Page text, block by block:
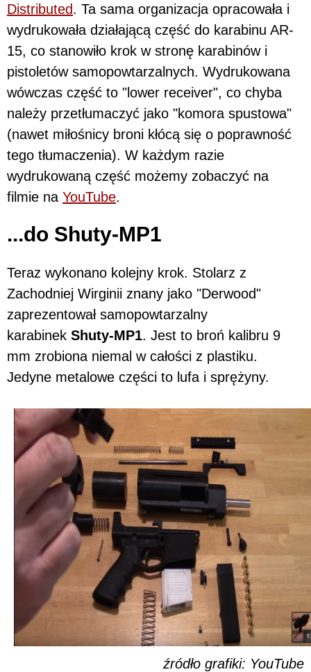
Distributed. Ta sama organizacja opracowała i
wydrukowała działającą część do karabinu AR-
15, co stanowiło krok w stronę karabinów i
pistoletów samopowtarzalnych. Wydrukowana
wówczas część to "lower receiver", co chyba
należy przetłumaczyć jako "komora spustowa"
(nawet miłośnicy broni kłócą się o poprawność
tego tłumaczenia). W każdym razie
wydrukowaną część możemy zobaczyć na
filmie na YouTube.
...do Shuty-MP1
Teraz wykonano kolejny krok. Stolarz z
Zachodniej Wirginii znany jako "Derwood"
zaprezentował samopowtarzalny
karabinek Shuty-MP1. Jest to broń kalibru 9
mm zrobiona niemal w całości z plastiku.
Jedyne metalowe części to lufa i sprężyny.
źródło grafiki: YouTube